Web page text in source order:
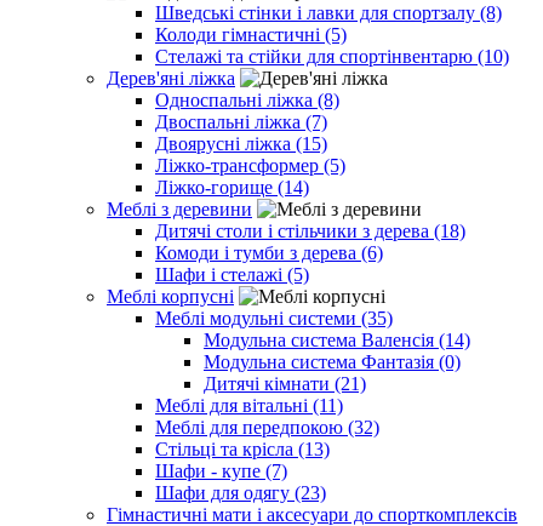
Шведські стінки і лавки для спортзалу (8)
Колоди гімнастичні (5)
Стелажі та стійки для спортінвентарю (10)
Дерев'яні ліжка
Односпальні ліжка (8)
Двоспальні ліжка (7)
Двоярусні ліжка (15)
Ліжко-трансформер (5)
Ліжко-горище (14)
Меблі з деревини
Дитячі столи і стільчики з дерева (18)
Комоди і тумби з дерева (6)
Шафи і стелажі (5)
Меблі корпусні
Меблі модульні системи (35)
Модульна система Валенсія (14)
Модульна система Фантазія (0)
Дитячі кімнати (21)
Меблі для вітальні (11)
Меблі для передпокою (32)
Стільці та крісла (13)
Шафи - купе (7)
Шафи для одягу (23)
Гімнастичні мати і аксесуари до спорткомплексів